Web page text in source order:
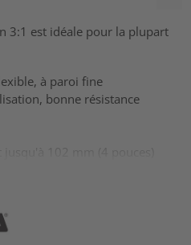
3:1 est idéale pour la plupart
à paroi fine
bonne résistance